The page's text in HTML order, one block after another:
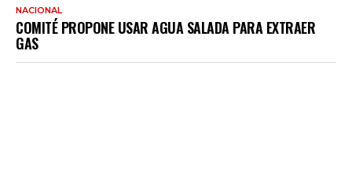
NACIONAL
COMITÉ PROPONE USAR AGUA SALADA PARA EXTRAER
GAS